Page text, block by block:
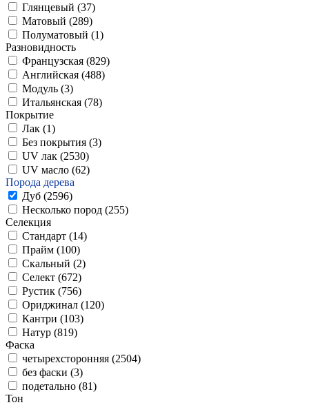
Глянцевый (37)
Матовый (289)
Полуматовый (1)
Разновидность
Французская (829)
Английская (488)
Модуль (3)
Итальянская (78)
Покрытие
Лак (1)
Без покрытия (3)
UV лак (2530)
UV масло (62)
Порода дерева
Дуб (2596)
Несколько пород (255)
Селекция
Стандарт (14)
Прайм (100)
Скальный (2)
Селект (672)
Рустик (756)
Ориджинал (120)
Кантри (103)
Натур (819)
Фаска
четырехсторонняя (2504)
без фаски (3)
подетально (81)
Тон